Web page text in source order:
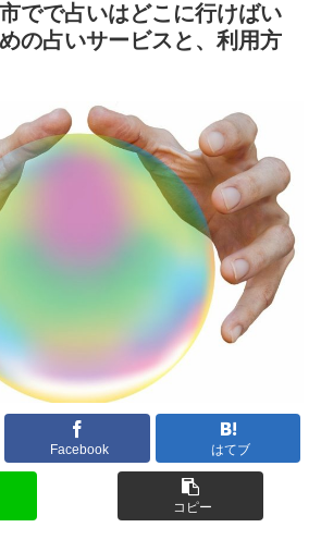
でで占いはどこに行けばい
の占いサービスと、利用方
Facebook はてブ
コピー